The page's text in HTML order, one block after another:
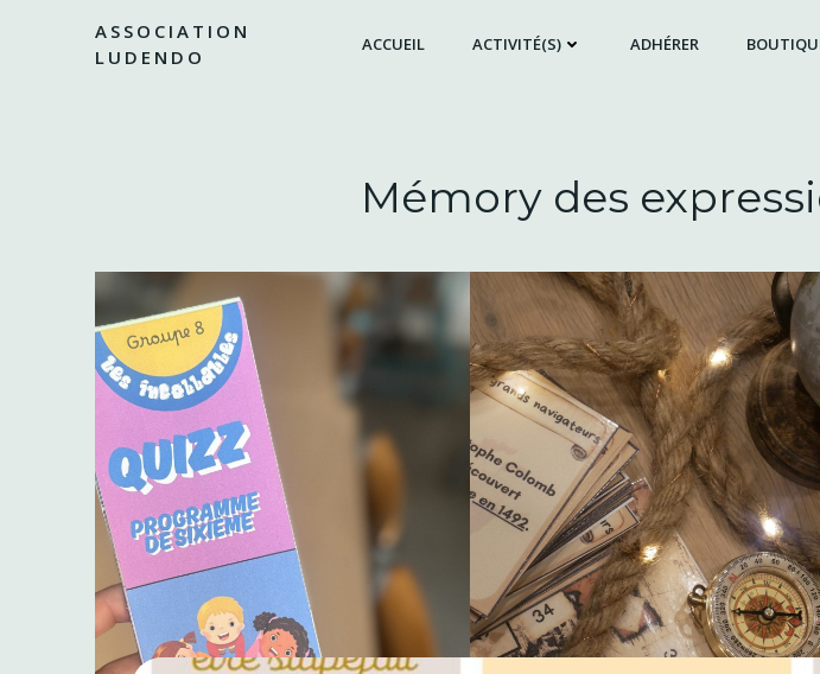
ASSOCIATION
LUDENDO
ACCUEIL ACTIVITÉ(S) ADHÉRER
Mémory des